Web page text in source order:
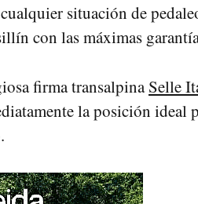
situación de
con las máximas
firma transalpinaSelle
la posición ideal